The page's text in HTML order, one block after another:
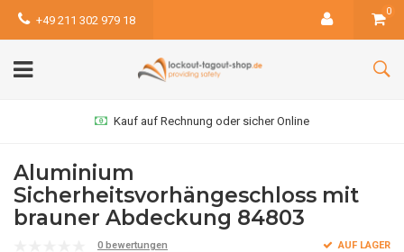
+49 211 302 979 18
0
Kauf auf Rechnung oder sicher Online
Aluminium
Sicherheitsvorhängeschloss mit
brauner Abdeckung 84803
0 bewertungen AUF LAGER